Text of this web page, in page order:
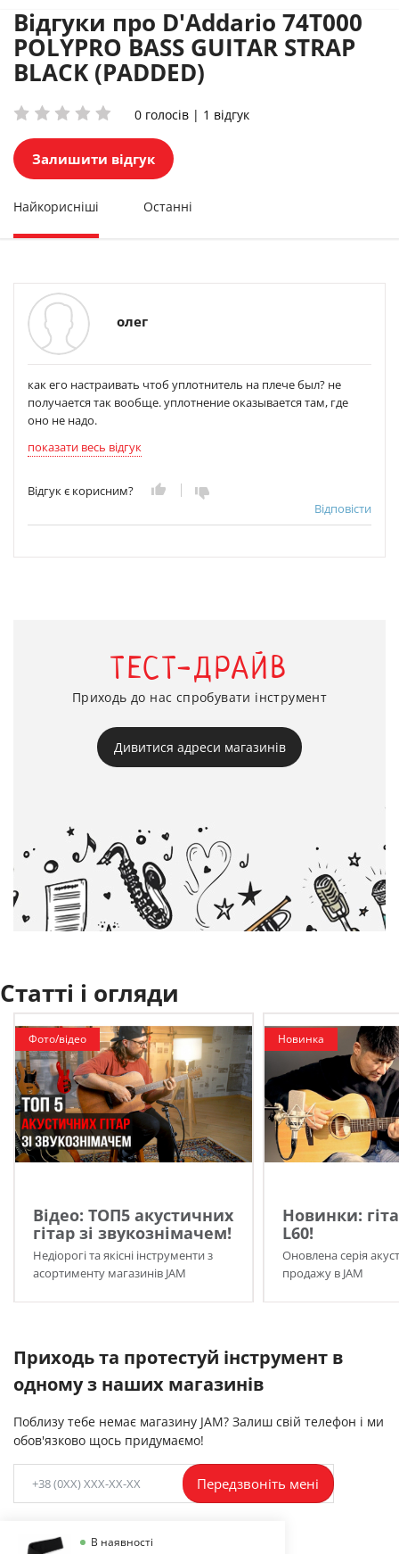
Відгуки про D'Addario 74T000
POLYPRO BASS GUITAR STRAP
BLACK (PADDED)
0 голосів | 1 відгук
Залишити відгук
Найкорисніші Останні
олег
как его настраивать чтоб уплотнитель на плече был? не
получается так вообще. уплотнение оказывается там, где
оно не надо.
показати весь відгук
Відгук є корисним?
Відповісти
ТЕСТ-ДРАЙВ
Приходь до нас спробувати інструмент
Дивитися адреси магазинів
Статті і огляди
Фото/відео
Відео: ТОП5 акустичних
гітар зі звукознімачем!
Недіорогі та якісні інструменти з
асортименту магазинів JAM
Новинка
Новинки:
L60!
Оновлена серія
продажу в JAM
Приходь та протестуй інструмент в
одному з наших магазинів
Поблизу тебе немає магазину JAM? Залиш свій телефон і ми
обов'язково щось придумаємо!
В наявності
Передзвоніть мені